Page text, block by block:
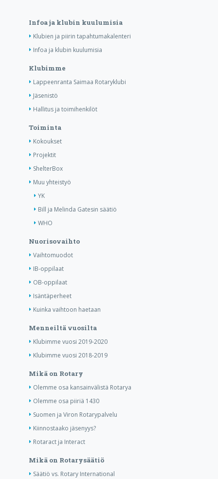
Infoa ja klubin kuulumisia
Klubien ja piirin tapahtumakalenteri
Infoa ja klubin kuulumisia
Klubimme
Lappeenranta Saimaa Rotaryklubi
Jäsenistö
Hallitus ja toimihenkilöt
Toiminta
Kokoukset
Projektit
ShelterBox
Muu yhteistyö
YK
Bill ja Melinda Gatesin säätiö
WHO
Nuorisovaihto
Vaihtomuodot
IB-oppilaat
OB-oppilaat
Isäntäperheet
Kuinka vaihtoon haetaan
Menneiltä vuosilta
Klubimme vuosi 2019-2020
Klubimme vuosi 2018-2019
Mikä on Rotary
Olemme osa kansainvälistä Rotarya
Olemme osa piiriä 1430
Suomen ja Viron Rotarypalvelu
Kiinnostaako jäsenyys?
Rotaract ja Interact
Mikä on Rotarysäätiö
Säätiö vs. Rotary International